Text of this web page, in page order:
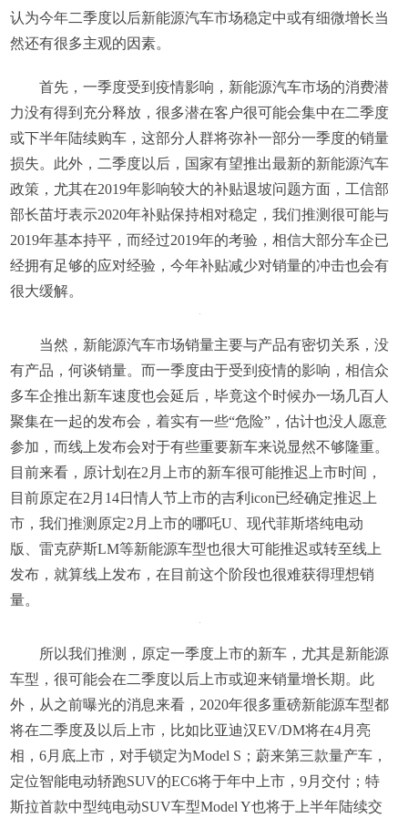
认为今年二季度以后新能源汽车市场稳定中或有细微增长当
然还有很多主观的因素。
首先，一季度受到疫情影响，新能源汽车市场的消费潜
力没有得到充分释放，很多潜在客户很可能会集中在二季度
或下半年陆续购车，这部分人群将弥补一部分一季度的销量
损失。此外，二季度以后，国家有望推出最新的新能源汽车
政策，尤其在2019年影响较大的补贴退坡问题方面，工信部
部长苗圩表示2020年补贴保持相对稳定，我们推测很可能与
2019年基本持平，而经过2019年的考验，相信大部分车企已
经拥有足够的应对经验，今年补贴减少对销量的冲击也会有
很大缓解。
当然，新能源汽车市场销量主要与产品有密切关系，没
有产品，何谈销量。而一季度由于受到疫情的影响，相信众
多车企推出新车速度也会延后，毕竟这个时候办一场几百人
聚集在一起的发布会，着实有一些“危险”，估计也没人愿意
参加，而线上发布会对于有些重要新车来说显然不够隆重。
目前来看，原计划在2月上市的新车很可能推迟上市时间，
目前原定在2月14日情人节上市的吉利icon已经确定推迟上
市，我们推测原定2月上市的哪吒U、现代菲斯塔纯电动
版、雷克萨斯LM等新能源车型也很大可能推迟或转至线上
发布，就算线上发布，在目前这个阶段也很难获得理想销
量。
所以我们推测，原定一季度上市的新车，尤其是新能源
车型，很可能会在二季度以后上市或迎来销量增长期。此
外，从之前曝光的消息来看，2020年很多重磅新能源车型都
将在二季度及以后上市，比如比亚迪汉EV/DM将在4月亮
相，6月底上市，对手锁定为Model S；蔚来第三款量产车，
定位智能电动轿跑SUV的EC6将于年中上市，9月交付；特
斯拉首款中型纯电动SUV车型Model Y也将于上半年陆续交